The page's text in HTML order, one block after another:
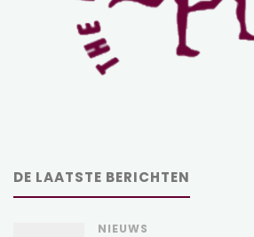
DE LAATSTE BERICHTEN
NIEUWS